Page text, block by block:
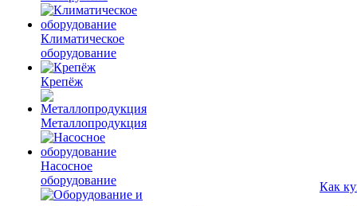
Климатическое
оборудование
Крепёж
Металлопродукция
Насосное
оборудование
Как